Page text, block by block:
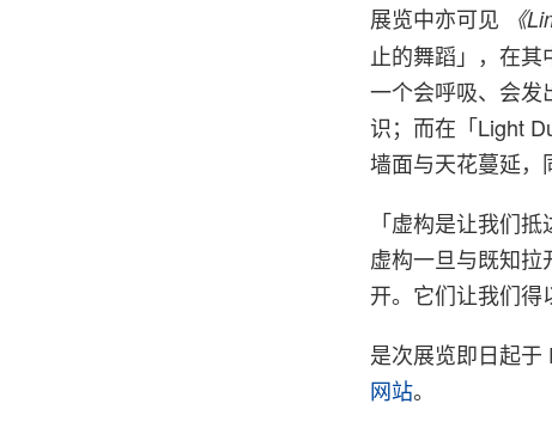
展览中亦可见
《
止的舞蹈」，在
一个会呼吸、会发
识；而在「Light
墙面与天花蔓延，
「虚构是让我们
虚构一旦与既知
开。它们让我们得
是次展览即日起
网站。